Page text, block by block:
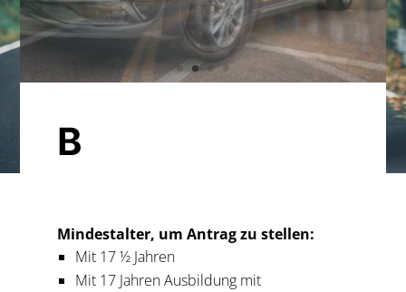
B
Mindestalter, um Antrag zu stellen:
Mit 17 ½ Jahren
Mit 17 Jahren Ausbildung mit